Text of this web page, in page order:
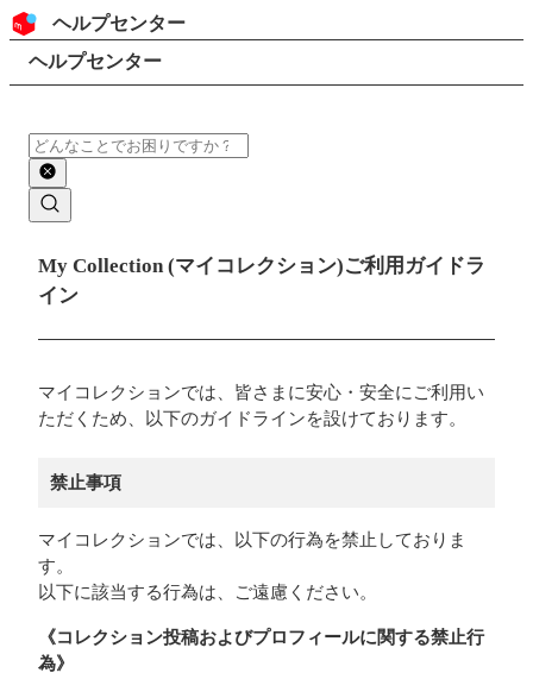
コンテンツにスキップ
ヘッダー
ヘルプセンター
検索
パンくずリスト
ヘルプセンター
検索
メインコンテンツ
My Collection (マイコレクション)ご利用ガイドラ
イン
マイコレクションでは、皆さまに安心・安全にご利用い
ただくため、以下のガイドラインを設けております。
禁止事項
マイコレクションでは、以下の行為を禁止しておりま
す。
以下に該当する行為は、ご遠慮ください。
《コレクション投稿およびプロフィールに関する禁止行
為》